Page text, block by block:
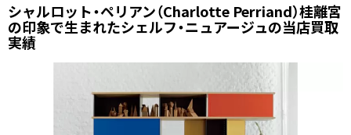
シャルロット・ペリアン（Charlotte Perriand）桂離宮
の印象で生まれたシェルフ・ニュアージュの当店買取
実績